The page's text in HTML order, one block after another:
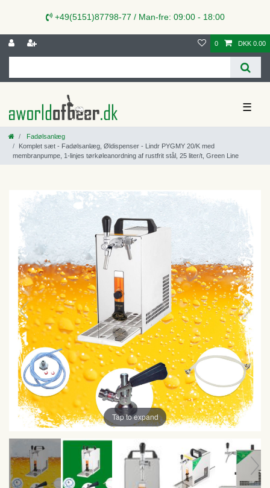
+49(5151)87798-77 / Man-fre: 09:00 - 18:00
0 DKK 0.00
☰
Fadølsanlæg
Komplet sæt - Fadølsanlæg, Øldispenser - Lindr PYGMY 20/K med
membranpumpe, 1-linjes tørkøleanordning af rustfrit stål, 25 liter/t, Green Line
Tap to expand